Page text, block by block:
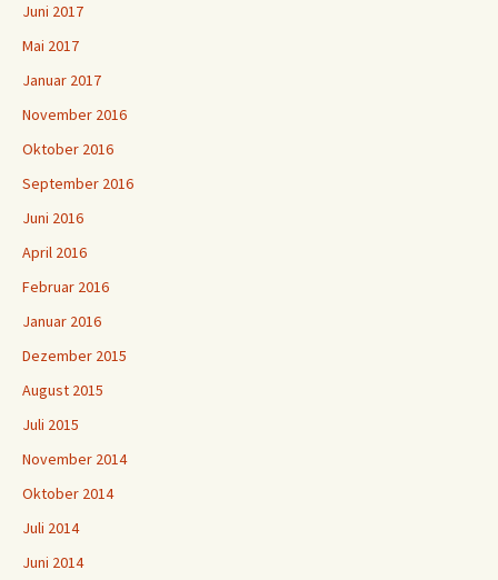
Juni 2017
Mai 2017
Januar 2017
November 2016
Oktober 2016
September 2016
Juni 2016
April 2016
Februar 2016
Januar 2016
Dezember 2015
August 2015
Juli 2015
November 2014
Oktober 2014
Juli 2014
Juni 2014